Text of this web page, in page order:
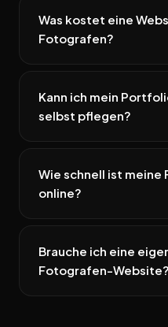
Was kostet eine
Fotografen?
Kann ich mein
selbst pflegen?
Wie schnell ist
online?
Brauche ich eine
Fotografen-Website?